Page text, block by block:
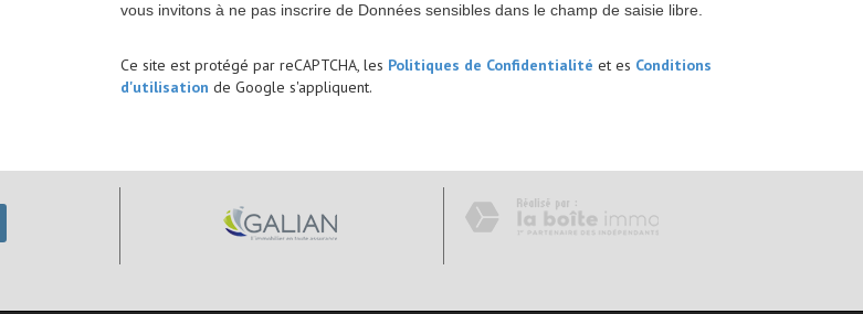
vous invitons à ne pas inscrire de Données sensibles dans le champ de saisie libre.
Ce site est protégé par reCAPTCHA, les Politiques de Confidentialité et es Conditions
d'utilisation de Google s'appliquent.